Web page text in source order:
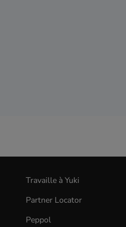
Travaille à Yuki
new
Partner Locator
Peppol